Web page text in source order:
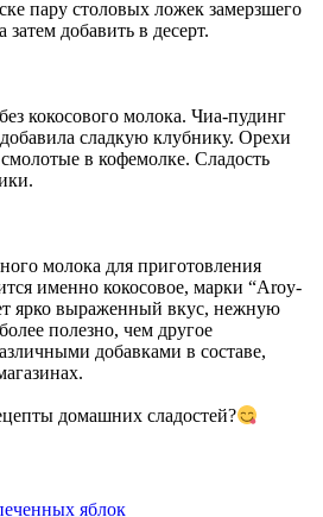
пару столовых ложек замерзшего
добавить в десерт.
кокосового молока. Чиа-пудинг
сладкую клубнику. Орехи
в кофемолке. Сладость
молока для приготовления
именно кокосовое, марки “Aroy-
ярко выраженный вкус, нежную
полезно, чем другое
добавками в составе,
домашних сладостей?
яблок